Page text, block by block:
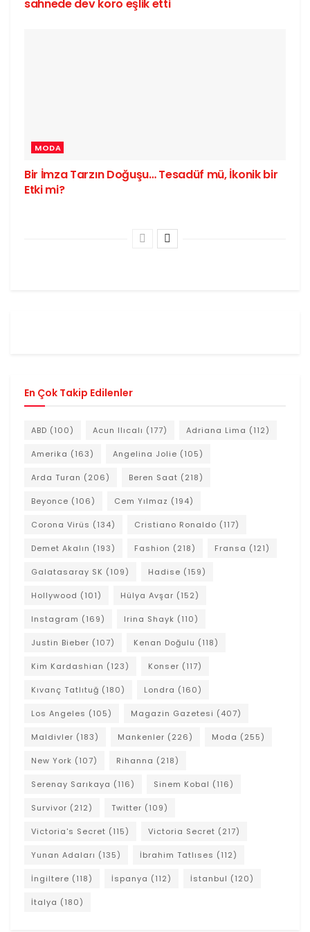
sahnede dev koro eşlik etti
MODA
Bir İmza Tarzın Doğuşu… Tesadüf mü, İkonik bir
Etki mi?
En Çok Takip Edilenler
ABD (100) Acun Ilıcalı (177) Adriana Lima (112)
Amerika (163) Angelina Jolie (105)
Arda Turan (206) Beren Saat (218)
Beyonce (106) Cem Yılmaz (194)
Corona Virüs (134) Cristiano Ronaldo (117)
Demet Akalın (193) Fashion (218) Fransa (121)
Galatasaray SK (109) Hadise (159)
Hollywood (101) Hülya Avşar (152)
Instagram (169) Irina Shayk (110)
Justin Bieber (107) Kenan Doğulu (118)
Kim Kardashian (123) Konser (117)
Kıvanç Tatlıtuğ (180) Londra (160)
Los Angeles (105) Magazin Gazetesi (407)
Maldivler (183) Mankenler (226) Moda (255)
New York (107) Rihanna (218)
Serenay Sarıkaya (116) Sinem Kobal (116)
Survivor (212) Twitter (109)
Victoria's Secret (115) Victoria Secret (217)
Yunan Adaları (135) İbrahim Tatlıses (112)
İngiltere (118) İspanya (112) İstanbul (120)
İtalya (180)